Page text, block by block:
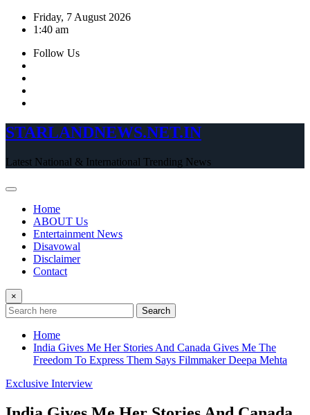
Skip
Friday, 7 August 2026
1:40 am
Follow Us
STARLANDNEWS.NET.IN
Latest National & International Trending News
Home
ABOUT Us
Entertainment News
Disavowal
Disclaimer
Contact
×
Search
Home
India Gives Me Her Stories And Canada Gives Me The
Freedom To Express Them Says Filmmaker Deepa Mehta
Exclusive Interview